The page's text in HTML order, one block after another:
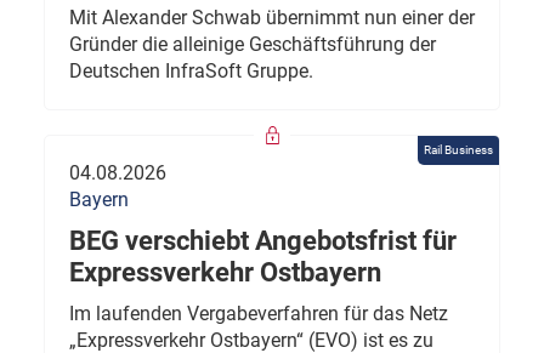
Mit Alexander Schwab übernimmt nun einer der
Gründer die alleinige Geschäftsführung der
Deutschen InfraSoft Gruppe.
Rail Business
04.08.2026
Bayern
BEG verschiebt Angebotsfrist für
Expressverkehr Ostbayern
Im laufenden Vergabeverfahren für das Netz
„Expressverkehr Ostbayern“ (EVO) ist es zu